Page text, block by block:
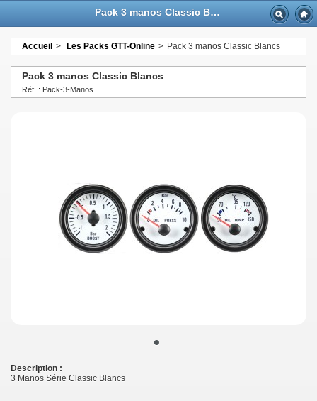
Pack 3 manos Classic Blancs - GTTurbo-online
Accueil > Les Packs GTT-Online > Pack 3 manos Classic Blancs
Pack 3 manos Classic Blancs
Réf. : Pack-3-Manos
•
Description :
3 Manos Série Classic Blancs